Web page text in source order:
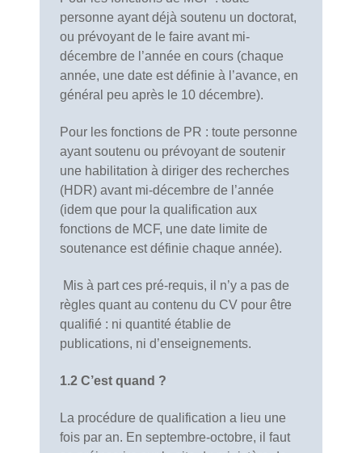
personne ayant déjà soutenu un doctorat,
ou prévoyant de le faire avant mi-
décembre de l’année en cours (chaque
année, une date est définie à l’avance, en
général peu après le 10 décembre).
Pour les fonctions de PR : toute personne
ayant soutenu ou prévoyant de soutenir
une habilitation à diriger des recherches
(HDR) avant mi-décembre de l’année
(idem que pour la qualification aux
fonctions de MCF, une date limite de
soutenance est définie chaque année).
Mis à part ces pré-requis, il n’y a pas de
règles quant au contenu du CV pour être
qualifié : ni quantité établie de
publications, ni d’enseignements.
1.2 C’est quand ?
La procédure de qualification a lieu une
fois par an. En septembre-octobre, il faut